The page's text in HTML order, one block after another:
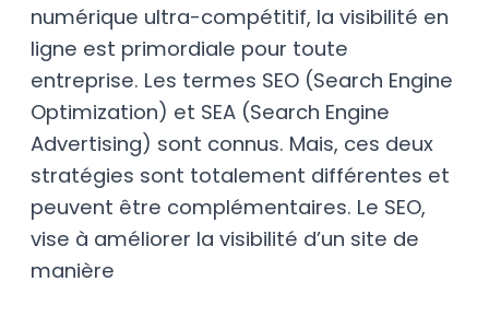
numérique ultra-compétitif, la visibilité en
ligne est primordiale pour toute
entreprise. Les termes SEO (Search Engine
Optimization) et SEA (Search Engine
Advertising) sont connus. Mais, ces deux
stratégies sont totalement différentes et
peuvent être complémentaires. Le SEO,
vise à améliorer la visibilité d’un site de
manière